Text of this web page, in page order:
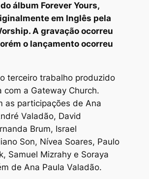
álbum Forever Yours,
em Inglês pela
A gravação ocorreu
o lançamento ocorreu
terceiro trabalho produzido
com a Gateway Church.
as participações de Ana
Valadão, David
Brum, Israel
Son, Nívea Soares, Paulo
Samuel Mizrahy e Soraya
de Ana Paula Valadão.